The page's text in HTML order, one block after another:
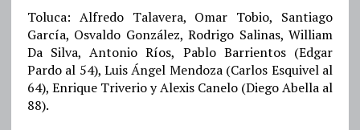
Toluca: Alfredo Talavera, Omar Tobio, Santiago
García, Osvaldo González, Rodrigo Salinas, William
Da Silva, Antonio Ríos, Pablo Barrientos (Edgar
Pardo al 54), Luis Ángel Mendoza (Carlos Esquivel al
64), Enrique Triverio y Alexis Canelo (Diego Abella al
88).